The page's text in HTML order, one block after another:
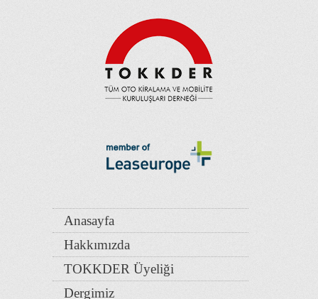
Anasayfa
Hakkımızda
TOKKDER Üyeliği
Dergimiz